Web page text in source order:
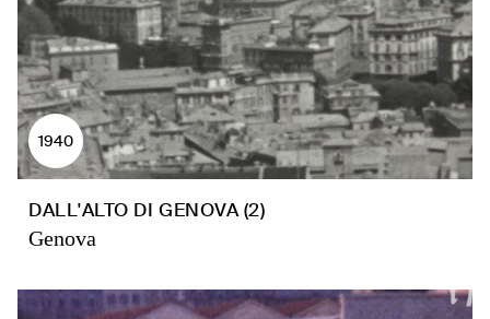
1940
DALL'ALTO DI GENOVA (2)
Genova